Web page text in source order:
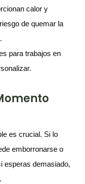
calor y
de quemar la
para trabajos en
es crucial. Si lo
emborronarse o
esperas demasiado,